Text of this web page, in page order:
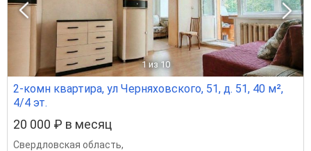
1 из 10
2-комн квартира, ул Черняховского, 51, д. 51, 40 м²,
4/4 эт.
20 000 ₽ в месяц
Свердловская область,